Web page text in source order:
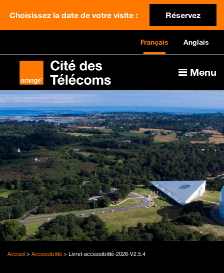
Choisissez la date de votre visite : Réservez
Français Anglais
Menu
Accueil > Accessibilité > Livret-accessibilité-2026-V2.5.4